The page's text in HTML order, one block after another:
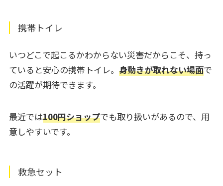
携帯トイレ
いつどこで起こるかわからない災害だからこそ、持っ
ていると安心の携帯トイレ。 身動きが取れない場面で
の活躍が期待できます。
最近では100円ショップでも取り扱いがあるので、用
意しやすいです。
救急セット